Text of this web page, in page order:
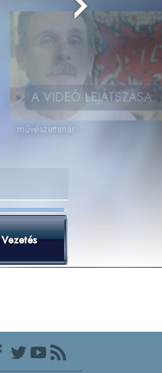
A VIDEÓ LEJÁTSZÁSA
művészettanár
Vezetés